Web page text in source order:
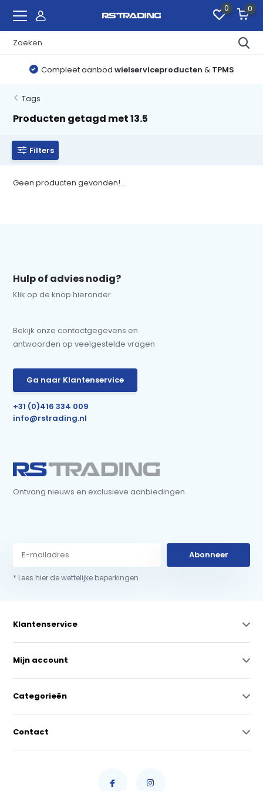
0 0
Compleet aanbod wielserviceproducten & TPMS
Tags
Producten getagd met 13.5
Filters
Geen producten gevonden!...
Hulp of advies nodig?
Klik op de knop hieronder
Bekijk onze contactgegevens en
antwoorden op veelgestelde vragen
Ga naar Klantenservice
+31 (0)416 334 009
info@rstrading.nl
Ontvang nieuws en exclusieve aanbiedingen
Abonneer
* Lees hier de wettelijke beperkingen
Klantenservice
Mijn account
Categorieën
Contact